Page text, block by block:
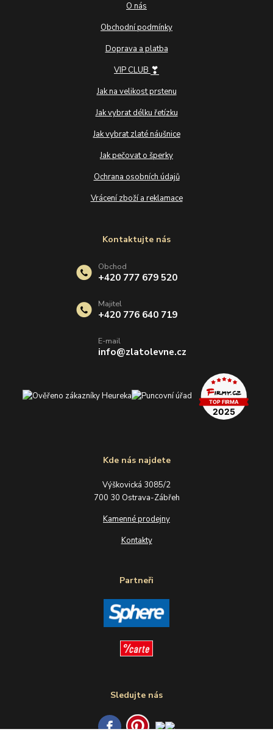
O nás
Obchodní podmínky
Doprava a platba
VIP CLUB ❣
Jak na velikost prstenu
Jak vybrat délku řetízku
Jak vybrat zlaté náušnice
Jak pečovat o šperky
Ochrana osobních údajů
Vrácení zboží a reklamace
Kde nás najdete
Výškovická 3085/2
700 30 Ostrava-Zábřeh
Kamenné prodejny
Kontakty
Partneři
Sledujte nás
Kontaktujte nás
Obchod
+420 777 679 520
Majitel
+420 776 640 719
E-mail
info@zlatolevne.cz